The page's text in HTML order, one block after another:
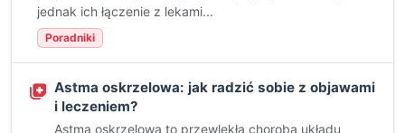
jednak ich łączenie z lekami...
Poradniki
Astma oskrzelowa: jak radzić sobie z objawami
i leczeniem?
Astma oskrzelowa to przewlekła choroba układu